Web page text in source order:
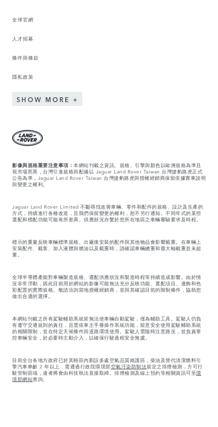
全球官網
人才招募
條件與條款
隱私政策
SHOW MORE
影像與規格重要注意事項： 本網站刊載之資訊、規格、引擎與顏色以歐洲規格為準且
視市場而異，台灣引進規格與配備以 Jaguar Land Rover Taiwan 台灣捷豹路虎正式
公告為準，Jaguar Land Rover Taiwan 台灣捷豹路虎與授權經銷商保留依據實車說明
與變更之權利。
Jaguar Land Rover Limited 不斷尋找改善車輛、零件和配件的規格、設計及生產的
方式，持續進行各種改造，且我們保留變更的權利，恕不另行通知。不同年式的某些
選配和標配功能可能有所差異。供應狀況亦繫於您所在地區之車輛審驗要求及時程。
標示的重量反映車輛標準規格。出廠後安裝的配件與其他物品會影響載重。在車輛上
安裝配件、載客、加入液體與燃油以及載重時，請確認車輛總重和最大軸載重並未超
重。
全球半導體產能對車輛製造規格、選配供應狀況和製造時程等持續造成影響。由於情
況非常浮動，因此目前用於網站的影像可能無法充分反映功能、選配項目、邊飾和色
彩配置的實際規格。敬請洽詢當地授權經銷商，並與其確認目前的限制條件，協助您
做出合適的選擇。
本網站刊載之所有駕駛輔助系統皆無法使車輛自動駕駛，僅為輔助工具。駕駛人仍負
有遵守交通規則的責任，且需依車主手冊操作系統功能，留意安全使用駕駛輔助系統
的相關限制，並在特定天候條件與道路環境使用。駕駛人需隨時注意路況，並負責掌
控車輛安全，於必要時主動介入，以確保行駛過程安全無虞。
目前全台各地方政府已於其轄區內劃設多處空氣品質維護區，柴油及替代清潔燃料引
擎汽車車齡 2 年以上，需通過行政院環境部空氣汙染防制法規定之排煙檢測，方可行
駛管制區域，違者將會由科技執法直接取締。排煙檢測及線上預約等相關資訊可至環
境部網站查詢。